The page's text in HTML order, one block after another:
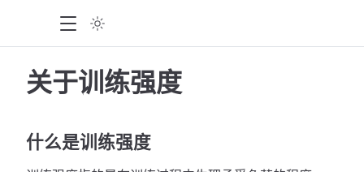
关于训练强度
什么是训练强度